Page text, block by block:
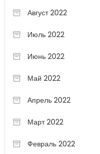
Август 2022
Июль 2022
Июнь 2022
Май 2022
Апрель 2022
Март 2022
Февраль 2022